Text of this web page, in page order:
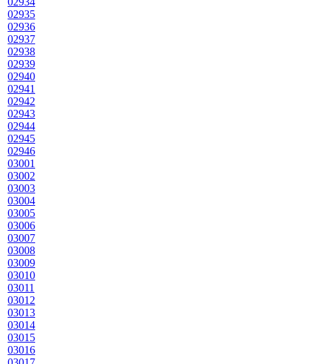
02935
02936
02937
02938
02939
02940
02941
02942
02943
02944
02945
02946
03001
03002
03003
03004
03005
03006
03007
03008
03009
03010
03011
03012
03013
03014
03015
03016